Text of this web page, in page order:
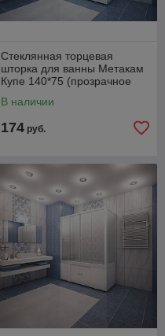
Стеклянная торцевая
шторка для ванны Метакам
Купе 140*75 (прозрачное
В наличии
174 руб.